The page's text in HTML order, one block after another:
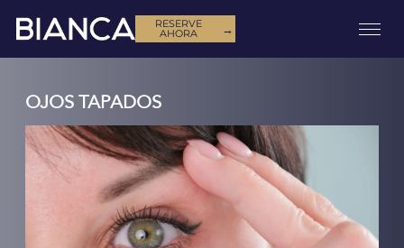
RESERVE
AHORA →
OJOS TAPADOS